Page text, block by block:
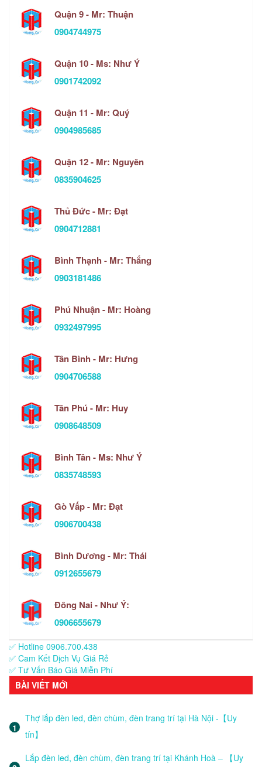
Quận 9 - Mr: Thuận
0904744975
Quận 10 - Ms: Như Ý
0901742092
Quận 11 - Mr: Quý
0904985685
Quận 12 - Mr: Nguyên
0835904625
Thủ Đức - Mr: Đạt
0904712881
Bình Thạnh - Mr: Thắng
0903181486
Phú Nhuận - Mr: Hoàng
0932497995
Tân Bình - Mr: Hưng
0904706588
Tân Phú - Mr: Huy
0908648509
Bình Tân - Ms: Như Ý
0835748593
Gò Vấp - Mr: Đạt
0906700438
Bình Dương - Mr: Thái
0912655679
Đông Nai - Như Ý:
0906655679
✅ Hotline 0906.700.438
✅ Cam Kết Dịch Vụ Giá Rẻ
✅ Tư Vấn Báo Giá Miễn Phí
BÀI VIẾT MỚI
Thợ lắp đèn led, đèn chùm, đèn trang trí tại Hà Nội -【Uy
tín】
Lắp đèn led, đèn chùm, đèn trang trí tại Khánh Hoà – 【Uy